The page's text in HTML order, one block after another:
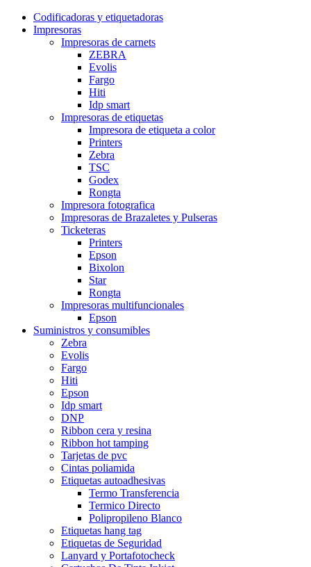
Codificadoras y etiquetadoras
Impresoras
Impresoras de carnets
ZEBRA
Evolis
Fargo
Hiti
Idp smart
Impresoras de etiquetas
Impresora de etiqueta a color
Printers
Zebra
TSC
Godex
Rongta
Impresora fotografica
Impresoras de Brazaletes y Pulseras
Ticketeras
Printers
Epson
Bixolon
Star
Rongta
Impresoras multifuncionales
Epson
Suministros y consumibles
Zebra
Evolis
Fargo
Hiti
Epson
Idp smart
DNP
Ribbon cera y resina
Ribbon hot tamping
Tarjetas de pvc
Cintas poliamida
Etiquetas autoadhesivas
Termo Transferencia
Termico Directo
Polipropileno Blanco
Etiquetas hang tag
Etiquetas de Seguridad
Lanyard y Portafotocheck